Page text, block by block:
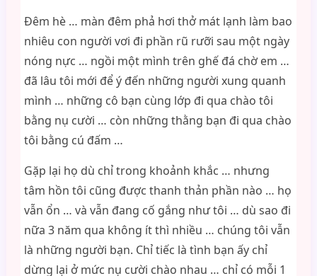
Đêm hè … màn đêm phả hơi thở mát lạnh làm bao
nhiêu con người vơi đi phần rũ rưỡi sau một ngày
nóng nực … ngồi một mình trên ghế đá chờ em …
đã lâu tôi mới để ý đến những người xung quanh
mình … những cô bạn cùng lớp đi qua chào tôi
bằng nụ cười … còn những thằng bạn đi qua chào
tôi bằng cú đấm …
Gặp lại họ dù chỉ trong khoảnh khắc … nhưng
tâm hồn tôi cũng được thanh thản phần nào … họ
vẫn ổn … và vẫn đang cố gắng như tôi … dù sao đi
nữa 3 năm qua không ít thì nhiều … chúng tôi vẫn
là những người bạn. Chỉ tiếc là tình bạn ấy chỉ
dừng lại ở mức nụ cười chào nhau … chỉ có mỗi 1